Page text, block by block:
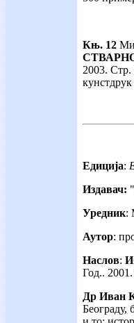
Књ. 12
2003.
Едиција:
Издавач:
Уредник:
Аутор:
Наслов:
Год..
Др Иван
Београду,